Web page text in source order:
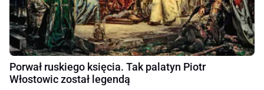
Porwał ruskiego księcia. Tak palatyn Piotr
Włostowic został legendą